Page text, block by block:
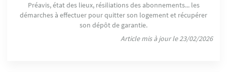
Préavis, état des lieux, résiliations des abonnements... les
démarches à effectuer pour quitter son logement et récupérer
son dépôt de garantie.
Article mis à jour le 23/02/2026